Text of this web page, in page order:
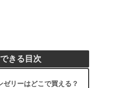
きる目次
リーはどこで買える？